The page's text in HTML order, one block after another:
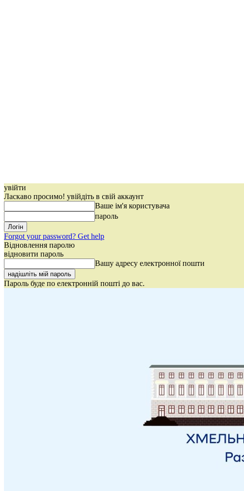
увійти
Ласкаво просимо! увійдіть в свій аккаунт
Ваше ім'я користувача
пароль
Forgot your password? Get help
Відновлення паролю
відновити пароль
Вашу адресу електронної пошти
Пароль буде по електронній пошті до вас.